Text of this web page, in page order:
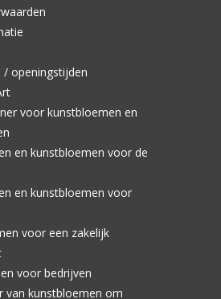
openingstijden
voor kunstbloemen en
en kunstbloemen voor de
en kunstbloemen voor
voor een zakelijk
voor bedrijven
van kunstbloemen om